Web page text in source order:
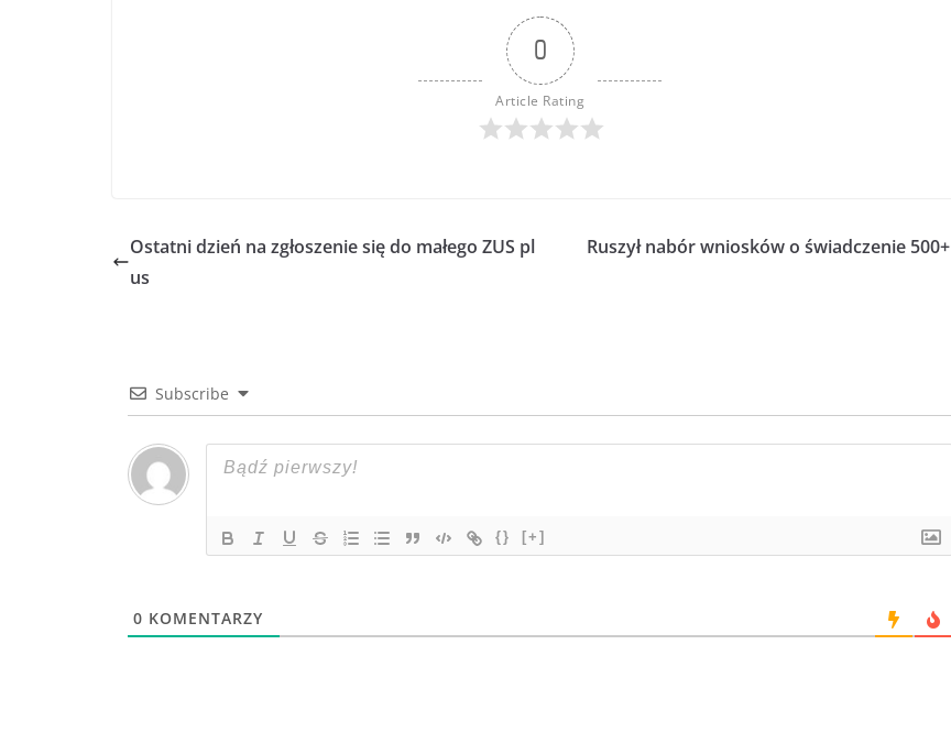
0
Article Rating
Ostatni dzień na zgłoszenie się do małego ZUS pl
us
Ruszył nabór wniosków o świadczenie 500+
Subscribe
{} [+]
0 KOMENTARZY